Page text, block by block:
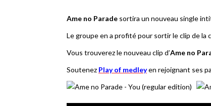
Ame no Parade sortira un nouveau single
Le groupe en a profité pour sortir le clip de
Vous trouverez le nouveau clip d’Ame no
Soutenez Play of medleyen rejoignant ses